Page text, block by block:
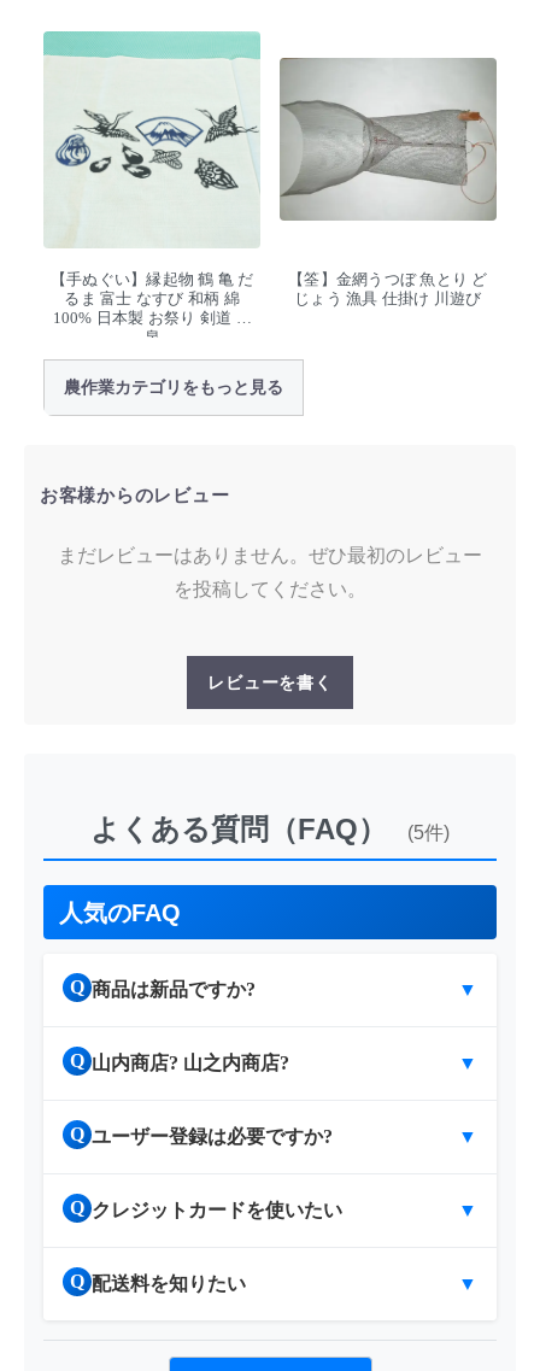
【手ぬぐい】縁起物 鶴 亀 だ
るま 富士 なすび 和柄 綿
100% 日本製 お祭り 剣道 温
泉
【筌】金網うつぼ 魚とり ど
じょう 漁具 仕掛け 川遊び
農作業カテゴリをもっと見る
お客様からのレビュー
まだレビューはありません。ぜひ最初のレビュー
を投稿してください。
レビューを書く
よくある質問（FAQ） (5件)
人気のFAQ
Q 商品は新品ですか? ▼
Q 山内商店? 山之内商店? ▼
Q ユーザー登録は必要ですか? ▼
Q クレジットカードを使いたい ▼
Q 配送料を知りたい ▼